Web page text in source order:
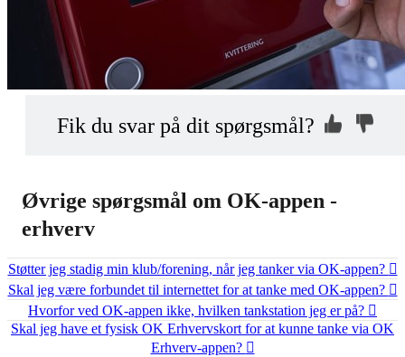
Fik du svar på dit spørgsmål?
Hvorfor ikke?
Kontakt os, så
vi kan hjælpe dig
Øvrige spørgsmål om OK-appen -
erhverv
Støtter jeg stadig min klub/forening, når jeg tanker via OK-appen?
Skal jeg være forbundet til internettet for at tanke med OK-appen?
Hvorfor ved OK-appen ikke, hvilken tankstation jeg er på?
Skal jeg have et fysisk OK Erhvervskort for at kunne tanke via OK
Erhverv-appen?